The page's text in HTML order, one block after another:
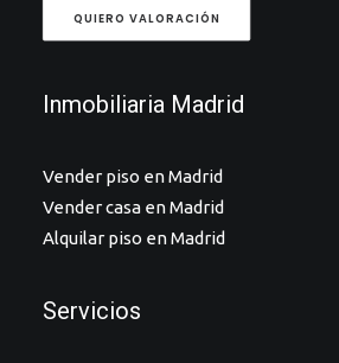
QUIERO VALORACIÓN
Inmobiliaria Madrid
Vender piso en Madrid
Vender casa en Madrid
Alquilar piso en Madrid
Servicios